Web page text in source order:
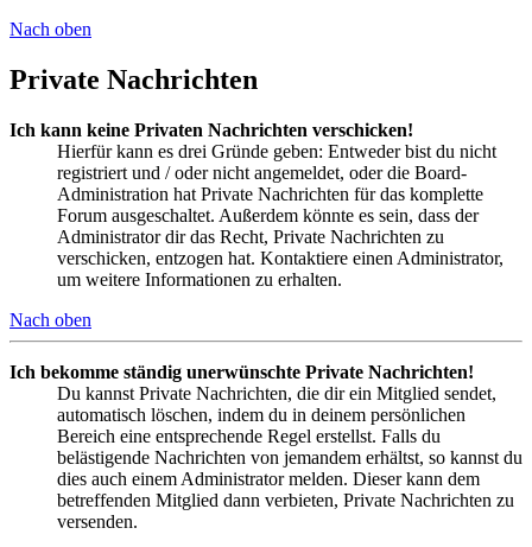
Nach oben
Private Nachrichten
Ich kann keine Privaten Nachrichten verschicken!
Hierfür kann es drei Gründe geben: Entweder bist du nicht
registriert und / oder nicht angemeldet, oder die Board-
Administration hat Private Nachrichten für das komplette
Forum ausgeschaltet. Außerdem könnte es sein, dass der
Administrator dir das Recht, Private Nachrichten zu
verschicken, entzogen hat. Kontaktiere einen Administrator,
um weitere Informationen zu erhalten.
Nach oben
Ich bekomme ständig unerwünschte Private Nachrichten!
Du kannst Private Nachrichten, die dir ein Mitglied sendet,
automatisch löschen, indem du in deinem persönlichen
Bereich eine entsprechende Regel erstellst. Falls du
belästigende Nachrichten von jemandem erhältst, so kannst du
dies auch einem Administrator melden. Dieser kann dem
betreffenden Mitglied dann verbieten, Private Nachrichten zu
versenden.